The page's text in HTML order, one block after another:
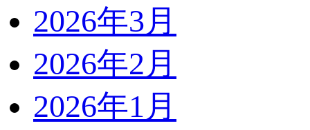
2026年3月
2026年2月
2026年1月